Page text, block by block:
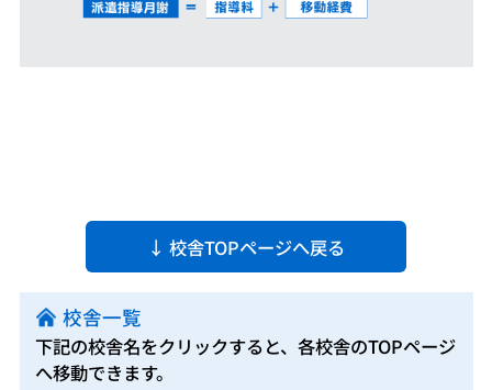
↓ 校舎TOPページへ戻る
校舎一覧
下記の校舎名をクリックすると、各校舎のTOPページ
へ移動できます。